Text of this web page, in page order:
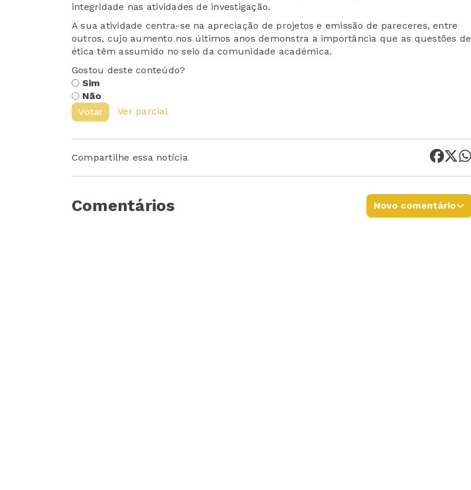
integridade nas atividades de investigação.
A sua atividade centra-se na apreciação de projetos e emissão de pareceres, entre
outros, cujo aumento nos últimos anos demonstra a importância que as questões de
ética têm assumido no seio da comunidade académica.
Gostou deste conteúdo?
Sim
Não
Votar
Ver parcial
Compartilhe essa notícia
Comentários Novo comentário